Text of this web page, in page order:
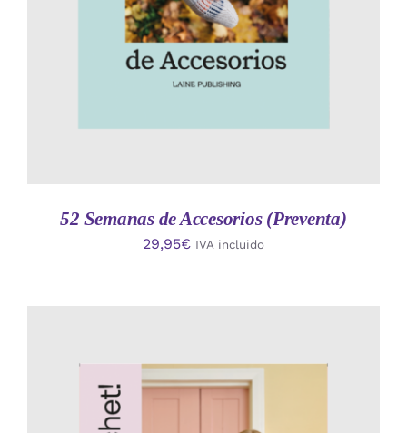
52 Semanas de Accesorios (Preventa)
29,95€ IVA incluido